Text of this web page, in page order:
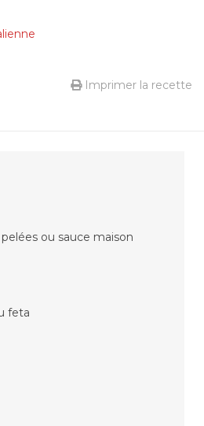
Imprimer la recette
ou sauce maison
feta